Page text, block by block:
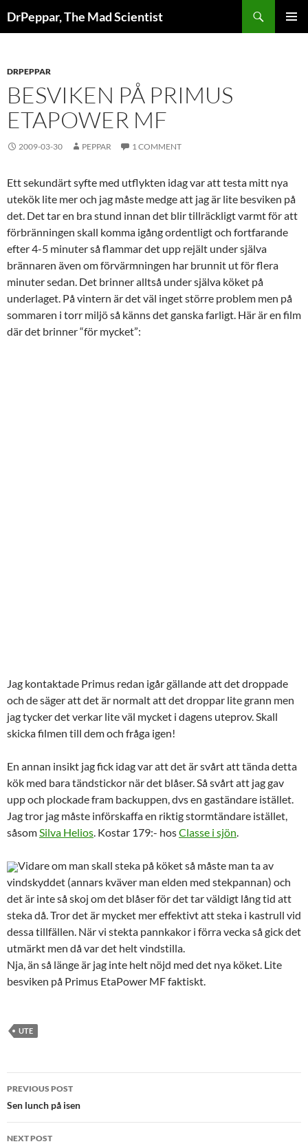
toDrPeppar, The Mad Scientist
DRPEPPAR
BESVIKEN PÅ PRIMUS
ETAPOWER MF
2009-03-30 PEPPAR 1 COMMENT
Ett sekundärt syfte med utflykten idag var att testa mitt nya
utekök lite mer och jag måste medge att jag är lite besviken på
det. Det tar en bra stund innan det blir tillräckligt varmt för att
förbränningen skall komma igång ordentligt och fortfarande
efter 4-5 minuter så flammar det upp rejält under själva
brännaren även om förvärmningen har brunnit ut för flera
minuter sedan. Det brinner alltså under själva köket på
underlaget. På vintern är det väl inget större problem men på
sommaren i torr miljö så känns det ganska farligt. Här är en film
där det brinner “för mycket”:
Jag kontaktade Primus redan igår gällande att det droppade
och de säger att det är normalt att det droppar lite grann men
jag tycker det verkar lite väl mycket i dagens uteprov. Skall
skicka filmen till dem och fråga igen!
En annan insikt jag fick idag var att det är svårt att tända detta
kök med bara tändstickor när det blåser. Så svårt att jag gav
upp och plockade fram backuppen, dvs en gaständare istället.
Jag tror jag måste införskaffa en riktig stormtändare istället,
såsomSilva Helios. Kostar 179:- hosClasse i sjön.
Vidare om man skall steka på köket så måste man ta av
vindskyddet (annars kväver man elden med stekpannan) och
det är inte så skoj om det blåser för det tar väldigt lång tid att
steka då. Tror det är mycket mer effektivt att steka i kastrull vid
dessa tillfällen. När vi stekta pannkakor i förra vecka så gick det
utmärkt men då var det helt vindstilla.
Nja, än så länge är jag inte helt nöjd med det nya köket. Lite
besviken på Primus EtaPower MF faktiskt.
UTE
Post
navigation
PREVIOUS POST
Sen lunch på isen
NEXT POST